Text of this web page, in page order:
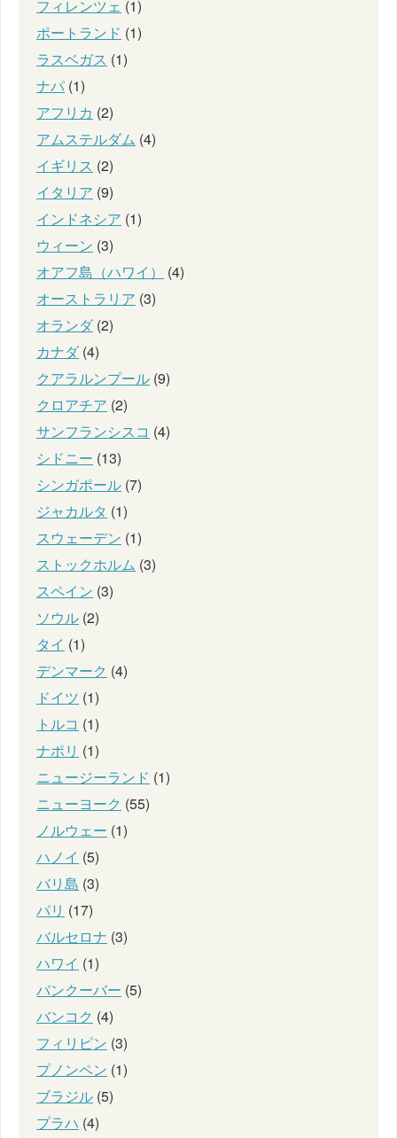
フィレンツェ (1)
ポートランド (1)
ラスベガス (1)
ナパ (1)
アフリカ (2)
アムステルダム (4)
イギリス (2)
イタリア (9)
インドネシア (1)
ウィーン (3)
オアフ島（ハワイ）
(4)
オーストラリア (3)
オランダ(2)
カナダ(4)
クアラルンプール (9)
クロアチア (2)
サンフランシスコ (4)
シドニー (13)
シンガポール (7)
ジャカルタ (1)
スウェーデン (1)
ストックホルム (3)
スペイン (3)
ソウル (2)
タイ (1)
デンマーク (4)
ドイツ (1)
トルコ (1)
ナポリ (1)
ニュージーランド (1)
ニューヨーク (55)
ノルウェー (1)
ハノイ (5)
バリ島 (3)
パリ (17)
バルセロナ (3)
ハワイ (1)
バンクーバー (5)
バンコク (4)
フィリピン (3)
プノンペン (1)
ブラジル (5)
プラハ (4)